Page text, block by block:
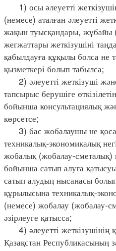
1) осы әлеуетті
(немесе) аталған әлеуетті
жақын туысқандары, жұбайы
жегжаттары жеткізушіні
қабылдауға құқылы болса не
қызметкері болып табылса;
2) әлеуетті жеткізуші
тапсырыс берушіге
бойынша консультациялық
көрсетсе;
3) бас жобалаушы не
техникалық-экономикалық
жобалық (жобалау-сметалық)
бойынша сатып алуға
сатып алудың нысанасы
құрылысына техникалық-
(немесе) жобалау (жобалау-
әзірлеуге қатысса;
4) әлеуетті жеткізушінің
Қазақстан Республикасының